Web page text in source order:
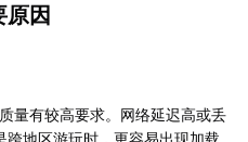
因
量有较高要求。网络延迟高或丢
地区游玩时，更容易出现加载